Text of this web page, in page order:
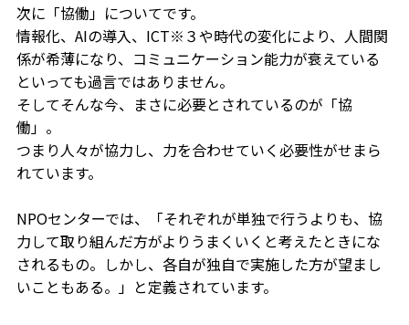
次に「協働」についてです。
情報化、AIの導入、ICT※３や時代の変化により、人間関
係が希薄になり、コミュニケーション能力が衰えている
といっても過言ではありません。
そしてそんな今、まさに必要とされているのが「協
働」。
つまり人々が協力し、力を合わせていく必要性がせまら
れています。
NPOセンターでは、「それぞれが単独で行うよりも、協
力して取り組んだ方がよりうまくいくと考えたときにな
されるもの。しかし、各自が独自で実施した方が望まし
いこともある。」と定義されています。